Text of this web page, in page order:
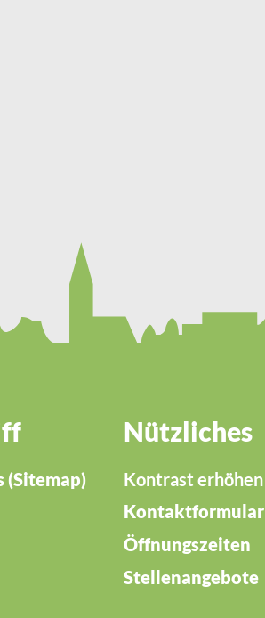
(Sitemap)
Nützliches
Kontrast erhöhen
Kontaktformular
Öffnungszeiten
Stellenangebote